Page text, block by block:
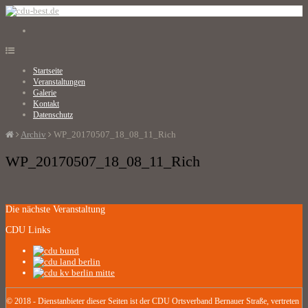
Startseite
Veranstaltungen
Galerie
Kontakt
Datenschutz
Archiv WP_20170507_18_08_11_Rich
WP_20170507_18_08_11_Rich
Die nächste Veranstaltung
CDU Links
© 2018 - Dienstanbieter dieser Seiten ist der CDU Ortsverband Bernauer Straße, vertreten